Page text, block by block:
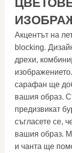
Акцентът на
blocking.
дрехи,
сарафан ще
вашия образ.
предизвикат
съгласете се,
вашия образ.
и чанта ще